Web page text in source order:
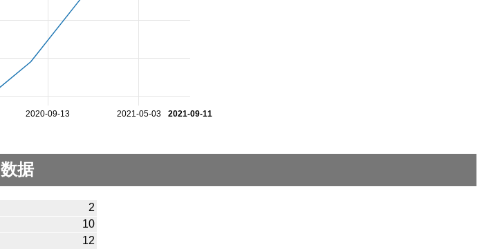
2020-09-13 2021-05-03 2021-09-11
数据
2
10
12